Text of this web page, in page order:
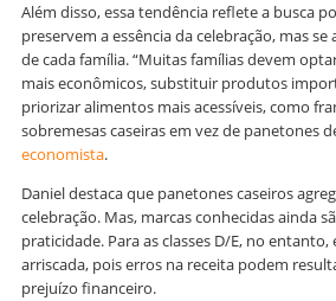
Além disso, essa tendência reflete a busca
preservem a essência da celebração, mas
de cada família. “Muitas famílias devem
mais econômicos, substituir produtos
priorizar alimentos mais acessíveis, como
sobremesas caseiras em vez de panetones
economista.
Daniel destaca que panetones caseiros
celebração. Mas, marcas conhecidas ainda
praticidade. Para as classes D/E, no entanto,
arriscada, pois erros na receita podem
prejuízo financeiro.